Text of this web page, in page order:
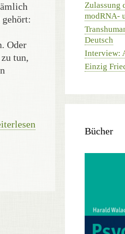
Oder
tun,
Zulassung
modRNA-
Deutsch
Interview:
Einzig
Bücher